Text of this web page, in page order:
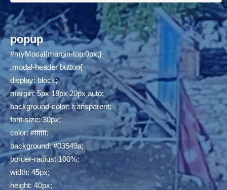
popup
#myModal{margin-top:0px;}
.modal-header button{
display: block;
margin: 5px 18px 20px auto;
background-color: transparent;
font-size: 30px;
color: #ffffff;
background: #03549a;
border-radius: 100%;
width: 45px;
height: 40px;